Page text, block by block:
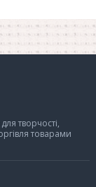
творчості,
товарами